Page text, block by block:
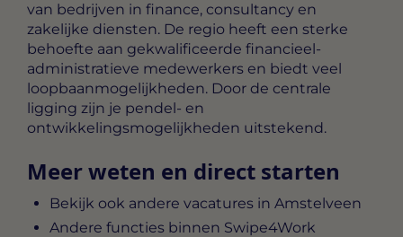
van bedrijven in finance, consultancy en
zakelijke diensten. De regio heeft een sterke
behoefte aan gekwalificeerde financieel-
administratieve medewerkers en biedt veel
loopbaanmogelijkheden. Door de centrale
ligging zijn je pendel- en
ontwikkelingsmogelijkheden uitstekend.
Meer weten en direct starten
Bekijk ook andere vacatures in Amstelveen
Andere functies binnen Swipe4Work